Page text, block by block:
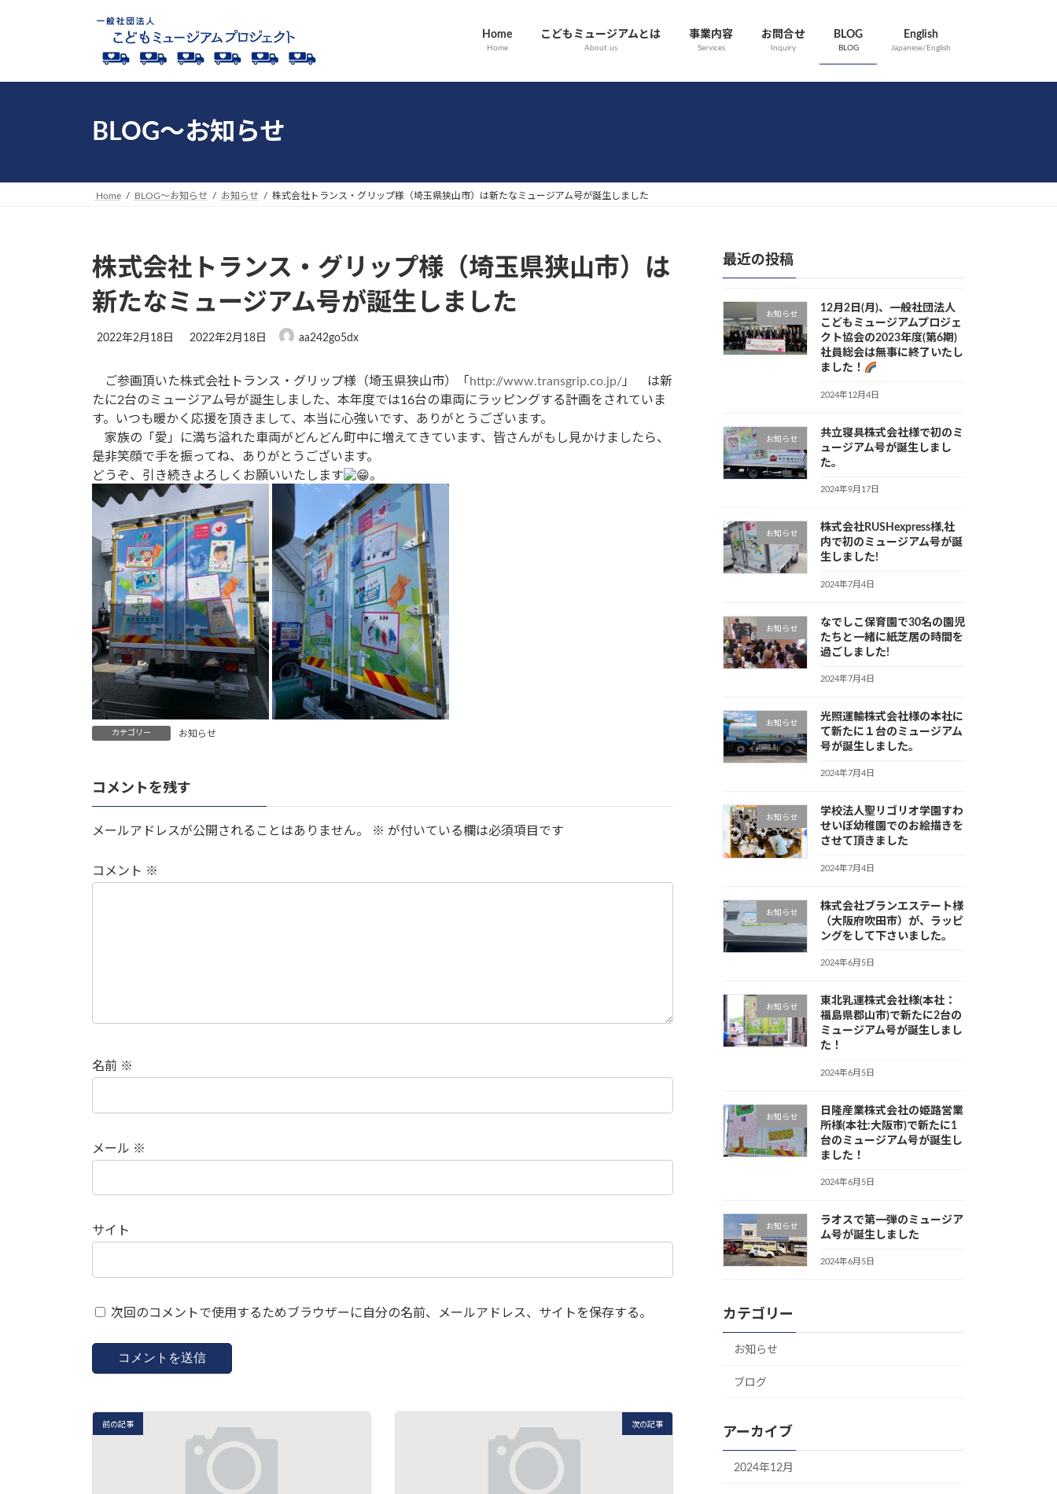
ツ
プ
シ
動
Home
Home
こどもミュージアムとは
About us
事業内容
Services
お問合せ
Inquiry
BLOG
BLOG
English
Japanese/English
BLOG～お知らせ
Home BLOG～お知らせ お知らせ 株式会社トランス・グリップ様（埼玉県狭山市）は新たなミュージアム号が誕生しました
株式会社トランス・グリップ様（埼玉県狭山市）は
新たなミュージアム号が誕生しました
2022年2月18日
最
新
日
時
2022年2月18日 aa242go5dx
ご参画頂いた株式会社トランス・グリップ様（埼玉県狭山市）「 http://www.transgrip.co.jp/ 」 は新
たに2台のミュージアム号が誕生しました、本年度では16台の車両にラッピングする計画をされていま
す。いつも暖かく応援を頂きまして、本当に心強いです、ありがとうございます。
家族の「愛」に満ち溢れた車両がどんどん町中に増えてきています、皆さんがもし見かけましたら、
是非笑顔で手を振ってね、ありがとうございます。
どうぞ、引き続きよろしくお願いいたします
。
カテゴリー お知らせ
コメントを残す
メールアドレスが公開されることはありません。 ※ が付いている欄は必須項目です
コメント ※
名前 ※
メール ※
サイト
次回のコメントで使用するためブラウザーに自分の名前、メールアドレス、サイトを保存する。
前の記事 次の記事
最近の投稿
お知らせ
12月2日(月)、一般社団法人
こどもミュージアムプロジェ
クト協会の2023年度(第6期)
社員総会は無事に終了いたし
ました！
2024年12月4日
お知らせ
共立寝具株式会社様で初のミ
ュージアム号が誕生しまし
た。
2024年9月17日
お知らせ
株式会社RUSHexpress様,社
内で初のミュージアム号が誕
生しました!
2024年7月4日
お知らせ
なでしこ保育園で30名の園児
たちと一緒に紙芝居の時間を
過ごしました!
2024年7月4日
お知らせ
光照運輸株式会社様の本社に
て新たに１台のミュージアム
号が誕生しました。
2024年7月4日
お知らせ
学校法人聖リゴリオ学園すわ
せいぼ幼稚園でのお絵描きを
させて頂きました
2024年7月4日
お知らせ
株式会社ブランエステート様
（大阪府吹田市）が、ラッピ
ングをして下さいました。
2024年6月5日
お知らせ
東北乳運株式会社様(本社：
福島県郡山市)で新たに2台の
ミュージアム号が誕生しまし
た！
2024年6月5日
お知らせ
日隆産業株式会社の姫路営業
所様(本社:大阪市)で新たに1
台のミュージアム号が誕生し
ました！
2024年6月5日
お知らせ
ラオスで第一弾のミュージア
ム号が誕生しました
2024年6月5日
カテゴリー
お知らせ
ブログ
アーカイブ
2024年12月